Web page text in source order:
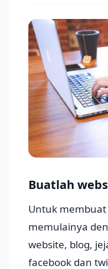
Buatlah
Untuk
memulainya
website, blog,
facebook dan